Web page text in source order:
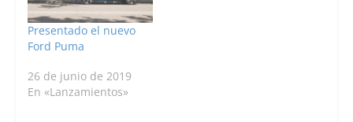
Presentado el nuevo
Ford Puma
26 de junio de 2019
En «Lanzamientos»